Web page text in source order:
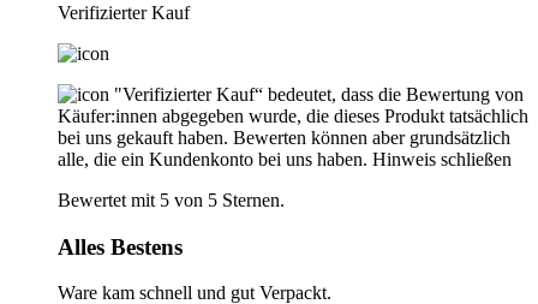
Verifizierter Kauf
"Verifizierter Kauf“ bedeutet, dass die Bewertung von
Käufer:innen abgegeben wurde, die dieses Produkt tatsächlich
bei uns gekauft haben. Bewerten können aber grundsätzlich
alle, die ein Kundenkonto bei uns haben. Hinweis schließen
Bewertet mit 5 von 5 Sternen.
Alles Bestens
Ware kam schnell und gut Verpackt.